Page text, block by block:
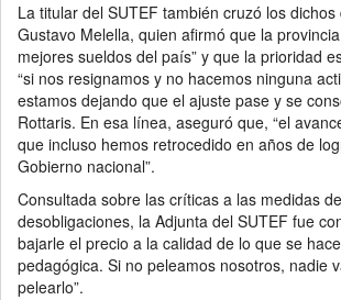
La titular del SUTEF también cruzó los
Gustavo Melella, quien afirmó que la
mejores sueldos del país” y que la prioridad
“si nos resignamos y no hacemos ninguna
estamos dejando que el ajuste pase y se
Rottaris. En esa línea, aseguró que, “el
que incluso hemos retrocedido en años de
Gobierno nacional”.
Consultada sobre las críticas a las medidas
desobligaciones, la Adjunta del SUTEF fue
bajarle el precio a la calidad de lo que se
pedagógica. Si no peleamos nosotros, nadie
pelearlo”.